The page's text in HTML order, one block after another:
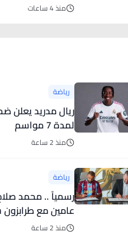
منذ 4 ساعات
رياضة
ريال مدريد يعلن
لمدة 7 مواسم
منذ 2 ساعة
رياضة
رسمياً ..
عامين مع طرابزون
منذ 2 ساعة